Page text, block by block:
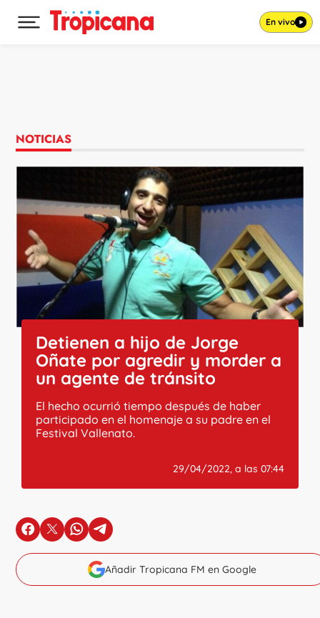
Desplegar menú principal En vivo
NOTICIAS
Detienen a hijo de Jorge
Oñate por agredir y morder a
un agente de tránsito
El hecho ocurrió tiempo después de haber
participado en el homenaje a su padre en el
Festival Vallenato.
29/04/2022, a las 07:44
en Facebook
en Xen Whatsapp
en Telegram
Añadir Tropicana FM en Google